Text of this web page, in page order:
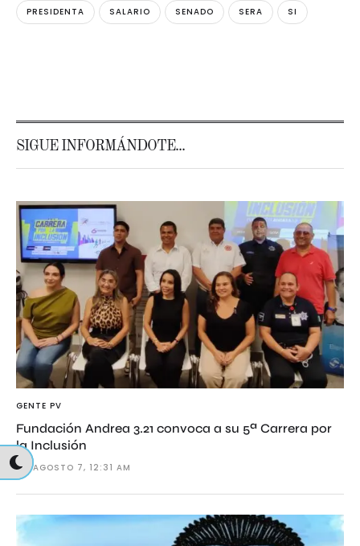
PRESIDENTA SALARIO SENADO SERA SI
SIGUE INFORMÁNDOTE...
GENTE PV
Fundación Andrea 3.21 convoca a su 5ª Carrera por
la Inclusión
AGOSTO 7, 12:31 AM